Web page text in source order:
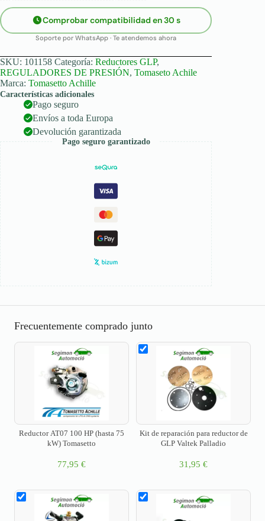
Comprobar compatibilidad en 30 s
Soporte por WhatsApp · Te atendemos ahora
SKU: 101158 Categoría: Reductores GLP,
REGULADORES DE PRESIÓN, Tomaseto Achile
Marca: Tomasetto Achille
Características adicionales
Pago seguro
Envíos a toda Europa
Devolución garantizada
Pago seguro garantizado
Frecuentemente comprado junto
Reductor AT07 100 HP (hasta 75
kW) Tomasetto
77,95 €
Kit de reparación para reductor de
GLP Valtek Palladio
31,95 €